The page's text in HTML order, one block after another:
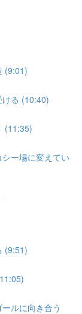
(9:01)
る (10:40)
(11:35)
ー場に変えてい
(9:51)
ルに向き合う